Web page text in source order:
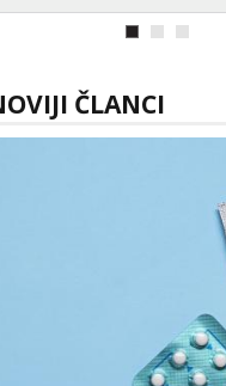
064/677-677
Anđela
Čekam tvoj poziv!
ČLANCI